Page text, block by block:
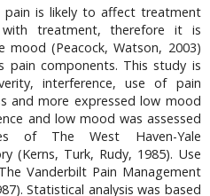
pain is likely to affect treatment
with treatment, therefore it is
(Peacock, Watson, 2003)
pain components. This study is
interference, use of pain
and more expressed low mood
and low mood was assessed
of The West Haven-Yale
(Kerns, Turk, Rudy, 1985). Use
Vanderbilt Pain Management
Statistical analysis was based